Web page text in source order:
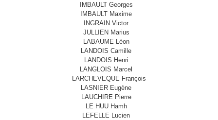
IMBAULT Georges
IMBAULT Maxime
INGRAIN Victor
JULLIEN Marius
LABAUME Léon
LANDOIS Camille
LANDOIS Henri
LANGLOIS Marcel
LARCHEVEQUE François
LASNIER Eugène
LAUCHIRE Pierre
LE HUU Hamh
LEFELLE Lucien